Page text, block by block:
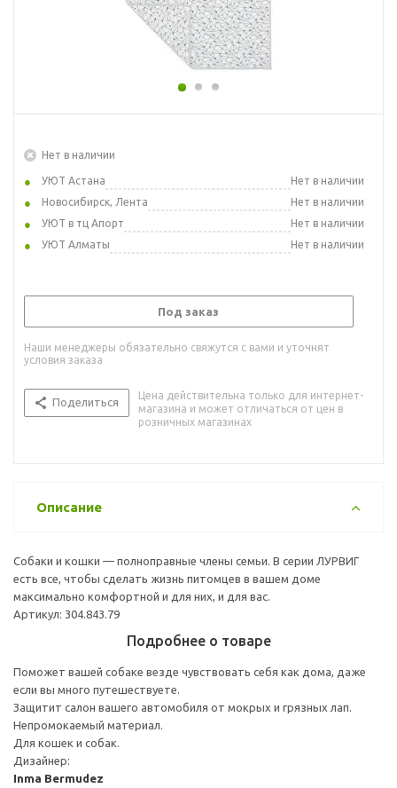
Нет в наличии
УЮТ Астана
Нет в наличии
Новосибирск, Лента
Нет в наличии
УЮТ в тц Апорт
Нет в наличии
УЮТ Алматы
Нет в наличии
Под заказ
Наши менеджеры обязательно свяжутся с вами и уточнят
условия заказа
Поделиться
Цена действительна только для интернет-
магазина и может отличаться от цен в
розничных магазинах
Описание
Собаки и кошки — полноправные члены семьи. В серии ЛУРВИГ
есть все, чтобы сделать жизнь питомцев в вашем доме
максимально комфортной и для них, и для вас.
Артикул: 304.843.79
Подробнее о товаре
Поможет вашей собаке везде чувствовать себя как дома, даже
если вы много путешествуете.
Защитит салон вашего автомобиля от мокрых и грязных лап.
Непромокаемый материал.
Для кошек и собак.
Дизайнер:
Inma Bermudez